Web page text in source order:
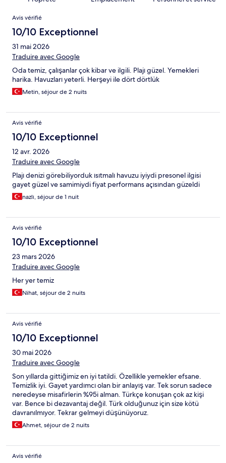
Avis
Avis vérifié
10/10 Exceptionnel
31 mai 2026
Traduire avec Google
Oda temiz, çalışanlar çok kibar ve ilgili. Plajı güzel. Yemekleri
harika. Havuzları yeterli. Herşeyi ile dört dörtlük
Metin, séjour de 2 nuits
Avis vérifié
10/10 Exceptionnel
12 avr. 2026
Traduire avec Google
Plajı denizi görebiliyorduk ısıtmalı havuzu iyiydi presonel ilgisi
gayet güzel ve samimiydi fiyat performans açısından güzeldi
nazlı, séjour de 1 nuit
Avis vérifié
10/10 Exceptionnel
23 mars 2026
Traduire avec Google
Her yer temiz
Nihat, séjour de 2 nuits
Avis vérifié
10/10 Exceptionnel
30 mai 2026
Traduire avec Google
Son yıllarda gittiğimiz en iyi tatildi. Özellikle yemekler efsane.
Temizlik iyi. Gayet yardımcı olan bir anlayış var. Tek sorun sadece
neredeyse misafirlerin %95i alman. Türkçe konuşan çok az kişi
var. Bence bi dezavantaj değil. Türk olduğunuz için size kötü
davranılmıyor. Tekrar gelmeyi düşünüyoruz.
Ahmet, séjour de 2 nuits
Avis vérifié